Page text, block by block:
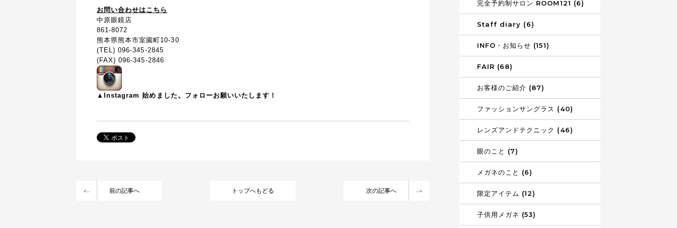
お問い合わせはこちら
中原眼鏡店
861-8072
熊本県熊本市室園町10-30
(TEL) 096-345-2845
(FAX) 096-345-2846
▲Instagram 始めました。フォローお願いいたします！
前の記事へ トップへもどる 次の記事へ
完全予約制サロン ROOM121 (6)
Staff diary (6)
INFO・お知らせ (151)
FAIR (68)
お客様のご紹介 (87)
ファッションサングラス (40)
レンズアンドテクニック (46)
眼のこと (7)
メガネのこと (6)
限定アイテム (12)
子供用メガネ (53)